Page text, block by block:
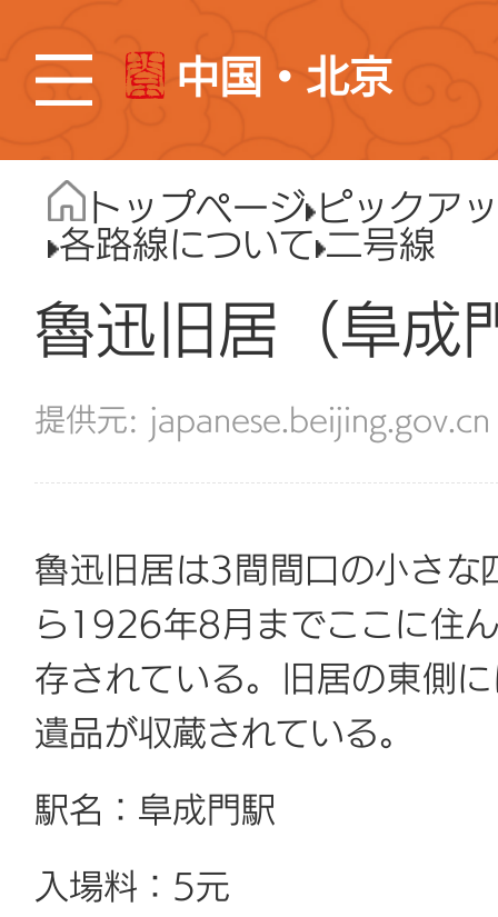
中国・北京
トップページ ピックア
各路線について 二号線
魯迅旧居（阜成
japanese.beijing.gov.cn
魯迅旧居は3間間口の小さ
ら1926年8月までここに住
存されている。旧居の東側
遺品が収蔵されている。
駅名：阜成門駅
入場料：5元